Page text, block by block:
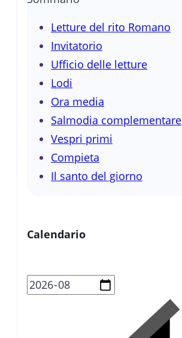
Letture del rito Romano
Invitatorio
Ufficio delle letture
Lodi
Ora media
Salmodia complementare
Vespri primi
Compieta
Il santo del giorno
Calendario